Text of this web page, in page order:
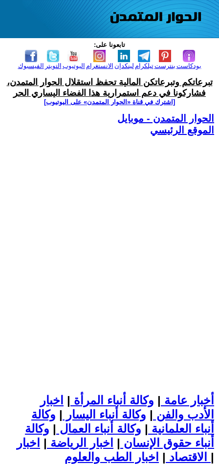
تابعونا على:
الفيسبوك التويتر اليوتيوب الانستغرام لينكدإن تيلكرامبنترست بودكاست
تبرعاتكم وتبرعاتكن المالية تحفظ استقلال الحوار المتمدن،
فشاركونا في دعم استمرارية هذا الفضاء اليساري الحر
[اشترك في قناة ‫«الحوار المتمدن» على اليوتيوب]
الحوار المتمدن - موبايل
الموقع الرئيسي
أخبار عامة | وكالة أنباء المرأة | اخبار
الأدب والفن | وكالة أنباء اليسار | وكالة
أنباء العلمانية | وكالة أنباء العمال | وكالة
أنباء حقوق الإنسان | اخبار الرياضة | اخبار
الاقتصاد | |